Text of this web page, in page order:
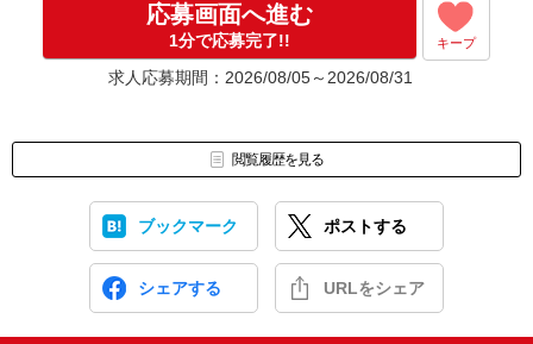
応募⇒最短で2日後からの勤務も可能です！
応募画面へ進む
1分で応募完了!! キープ
求人応募期間：2026/08/05～2026/08/31
閲覧履歴を見る
ブックマーク ポストする
シェアする URLをシェア